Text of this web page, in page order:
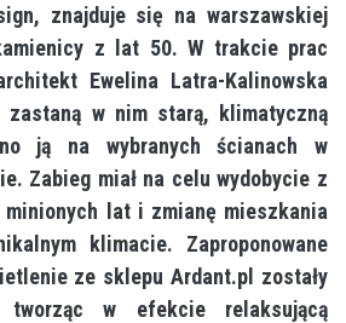
znajduje się na warszawskiej
z lat 50. W trakcie prac
Ewelina Latra-Kalinowska
zastaną w nim starą, klimatyczną
ją na wybranych ścianach w
Zabieg miał na celu wydobycie z
lat i zmianę mieszkania
klimacie. Zaproponowane
ze sklepu Ardant.pl zostały
tworząc w efekcie relaksującą